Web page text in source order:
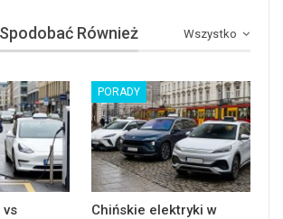
Wszystko
Również
vs
PORADY
Chińskie elektryki w